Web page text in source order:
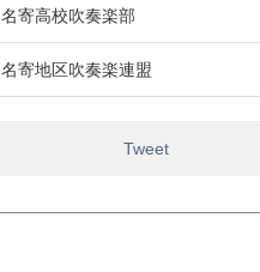
名寄高校吹奏楽部
名寄地区吹奏楽連盟
Tweet